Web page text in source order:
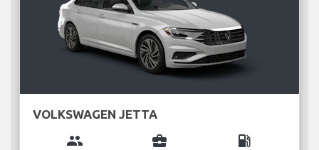
VOLKSWAGEN JETTA
group business_center local_gas_station